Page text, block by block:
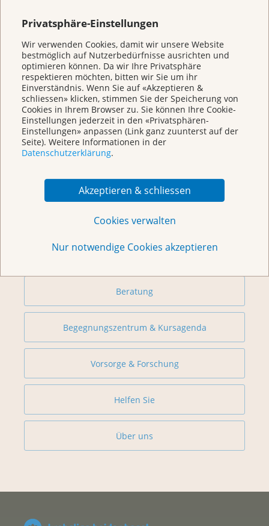
Privatsphäre-Einstellungen
Wir verwenden Cookies, damit wir unsere Website
bestmöglich auf Nutzerbedürfnisse ausrichten und
optimieren können. Da wir Ihre Privatsphäre
respektieren möchten, bitten wir Sie um ihr
Einverständnis. Wenn Sie auf «Akzeptieren &
schliessen» klicken, stimmen Sie der Speicherung von
Cookies in Ihrem Browser zu. Sie können Ihre Cookie-
Einstellungen jederzeit in den «Privatsphären-
Einstellungen» anpassen (Link ganz zuunterst auf der
Seite). Weitere Informationen in der
Datenschutzerklärung.
Akzeptieren & schliessen
Cookies verwalten
Nur notwendige Cookies akzeptieren
0800 11 88 11
E-Mail
mailto:krebsinfo@krebsliga.ch
Chat
KrebsInfo
Montag – Freitag: 10 – 18 Uhr
Weitere Themen
Beratung
Begegnungszentrum & Kursagenda
Vorsorge & Forschung
Helfen Sie
Über uns